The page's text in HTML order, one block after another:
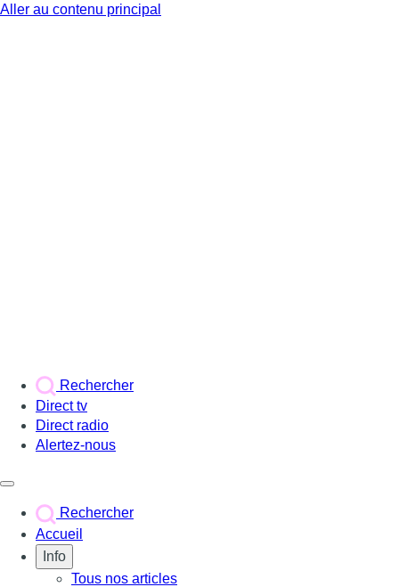
Aller au contenu principal
Rechercher
Direct tv
Direct radio
Alertez-nous
Rechercher
Accueil
Info
Tous nos articles